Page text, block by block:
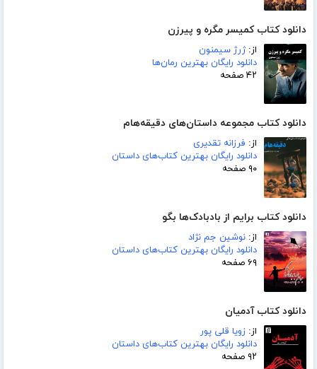
دانلود کتاب کمیسر مگره و پیرزن
از:ژرژ سیمنون
دانلود رایگان بهترین رمان‌ها
۴۲ صفحه
دانلود کتاب مجموعه داستان‌های دقیقه‌هام
از: فرزانه تقدیری
دانلود رایگان بهترین کتاب‌های داستان
۹۰ صفحه
دانلود کتاب برایم از بادبادک‌ها بگو
از: نوشین جم نژاد
دانلود رایگان بهترین کتاب‌های داستان
۶۹ صفحه
دانلود کتاب آدمیان
از: زویا قلی پور
دانلود رایگان بهترین کتاب‌های داستان
۹۲ صفحه